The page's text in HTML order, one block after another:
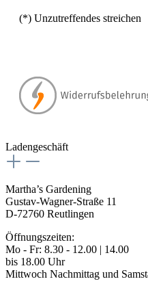
(*) Unzutreffendes streichen
Ladengeschäft
Martha’s Gardening
Gustav-Wagner-Straße 11
D-72760 Reutlingen
Öffnungszeiten:
Mo - Fr: 8.30 - 12.00 | 14.00
bis 18.00 Uhr
Mittwoch Nachmittag und